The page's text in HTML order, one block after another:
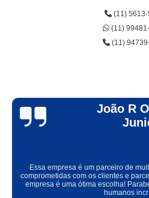
(11)
(11)
(11)
Pedro P.
Lugar ótimo, local arejado, limpo,
temperatura ideal, nitidamente são
ambiente familiar, acesso para
atendimento e de alimento. Os donos